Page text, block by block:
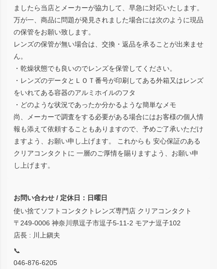
ましたら当店とメーカーが協力して、早急に対応いたします。
万が一、商品に問題が発見されました場合には次のように現品
の保管をお願い致します。
レンズの保管が無い場合は、交換・返品を承ることが出来ませ
ん。
・乾燥状態でも良いのでレンズを保管してください。
・レンズのデータとＬＯＴ番号が印刷してある外箱又はレンズ
をいれてある容器のアルミホイルのフタ
・どのような状況であったか分かるような簡単なメモ
尚、メーカーで調査をする必要がある場合にはお客様の個人情
報も添えて依頼することもありますので、予めご了承いただけ
ますよう、お願い申し上げます。 これからも 安心保証のある
クリアコンタクトに 一層のご厚情を賜りますよう、お願い申
し上げます。
お問い合わせ / 定休日：日曜日
使い捨てソフトコンタクトレンズ専門店 クリアコンタクト
〒249-0006 神奈川県逗子市逗子5-11-2 モアナ逗子102
店長 : 川上鎭夫
📞
046-876-6205